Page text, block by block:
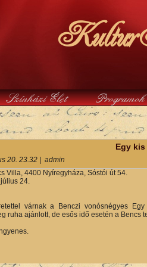
Színházi Élet Programok
Egy
20. 23.32
admin
Villa, 4400 Nyíregyháza, Sóstói út 54.
24.
várnak a Benczi vonósnégyes
ruha ajánlott, de esős idő esetén a Bencs